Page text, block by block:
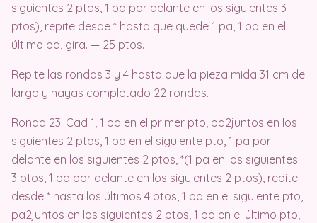
siguientes 2 ptos, 1 pa por delante en los siguientes 3
ptos), repite desde * hasta que quede 1 pa, 1 pa en el
último pa, gira. — 25 ptos.
Repite las rondas 3 y 4 hasta que la pieza mida 31 cm de
largo y hayas completado 22 rondas.
Ronda 23: Cad 1, 1 pa en el primer pto, pa2juntos en los
siguientes 2 ptos, 1 pa en el siguiente pto, 1 pa por
delante en los siguientes 2 ptos, *(1 pa en los siguientes
3 ptos, 1 pa por delante en los siguientes 2 ptos), repite
desde * hasta los últimos 4 ptos, 1 pa en el siguiente pto,
pa2juntos en los siguientes 2 ptos, 1 pa en el último pto,